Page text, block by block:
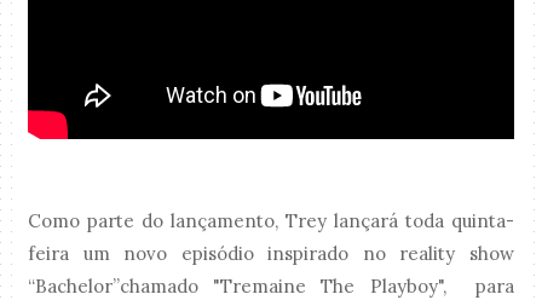
Como parte do lançamento, Trey lançará toda quinta-
feira um novo episódio inspirado no reality show
“Bachelor”chamado "Tremaine The Playboy", para